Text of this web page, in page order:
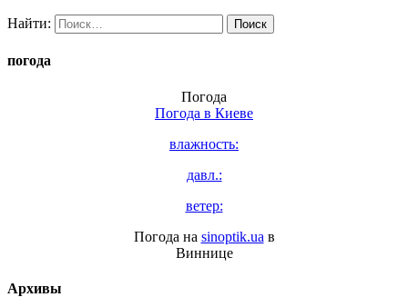
Найти:
погода
Погода
Погода в Киеве
влажность:
давл.:
ветер:
Погода на sinoptik.ua в
Виннице
Архивы